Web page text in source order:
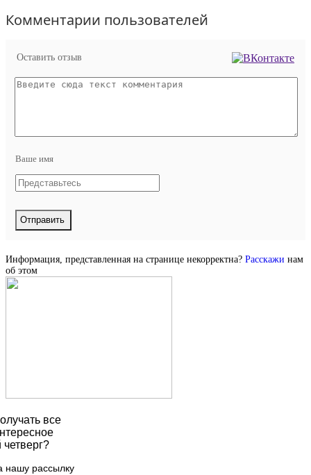
Комментарии пользователей
Оставить отзыв
Ваше имя
Информация, представленная на странице некорректна? Расскажи нам
об этом
все
нашу рассылку